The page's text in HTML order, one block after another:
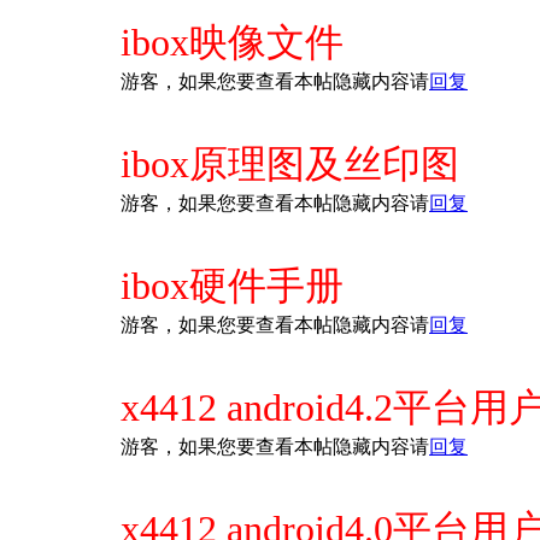
ibox映像文件
游客，如果您要查看本帖隐藏内容请回复
ibox原理图及丝印图
游客，如果您要查看本帖隐藏内容请回复
ibox硬件手册
游客，如果您要查看本帖隐藏内容请回复
x4412 android4.2平台用
游客，如果您要查看本帖隐藏内容请回复
x4412 android4.0平台用